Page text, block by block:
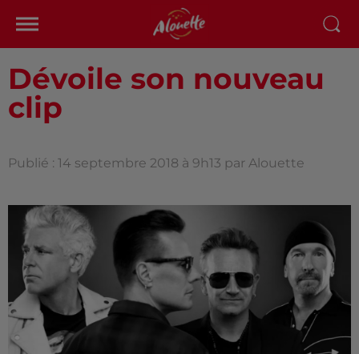
Dévoile son nouveau
clip
Publié : 14 septembre 2018 à 9h13 par Alouette